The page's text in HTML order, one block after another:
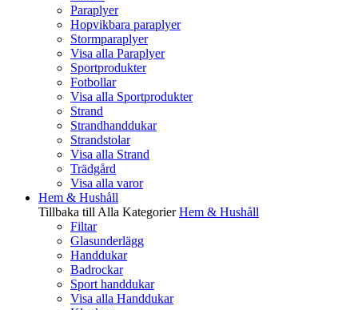
Paraplyer
Hopvikbara paraplyer
Stormparaplyer
Visa alla Paraplyer
Sportprodukter
Fotbollar
Visa alla Sportprodukter
Strand
Strandhanddukar
Strandstolar
Visa alla Strand
Trädgård
Visa alla varor
Hem & Hushåll
Tillbaka till Alla Kategorier Hem & Hushåll
Filtar
Glasunderlägg
Handdukar
Badrockar
Sport handdukar
Visa alla Handdukar